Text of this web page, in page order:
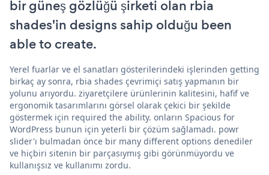
bir güneş gözlüğü şirketi olan rbia
shades'in designs sahip olduğu been
able to create.
Yerel fuarlar ve el sanatları gösterilerindeki işlerinden getting
birkaç ay sonra, rbia shades çevrimiçi satış yapmanın bir
yolunu arıyordu. ziyaretçilere ürünlerinin kalitesini, hafif ve
ergonomik tasarımlarını görsel olarak çekici bir şekilde
göstermek için required the ability. onların Spacious for
WordPress bunun için yeterli bir çözüm sağlamadı. powr
slider'ı bulmadan önce bir many different options denediler
ve hiçbiri sitenin bir parçasıymış gibi görünmüyordu ve
kullanışsız ve kullanımı zordu.